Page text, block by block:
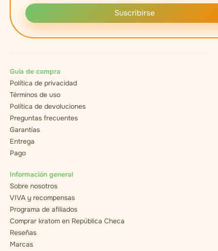
Suscribirse
Guía de compra
Política de privacidad
Términos de uso
Política de devoluciones
Preguntas frecuentes
Garantías
Entrega
Pago
Información general
Sobre nosotros
VIVA y recompensas
Programa de afiliados
Comprar kratom en República Checa
Reseñas
Marcas